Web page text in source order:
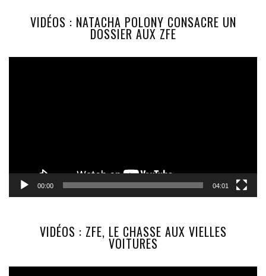
VIDÉOS : NATACHA POLONY CONSACRE UN
DOSSIER AUX ZFE
00:00 04:01
VIDÉOS : ZFE, LE CHASSE AUX VIELLES
VOITURES